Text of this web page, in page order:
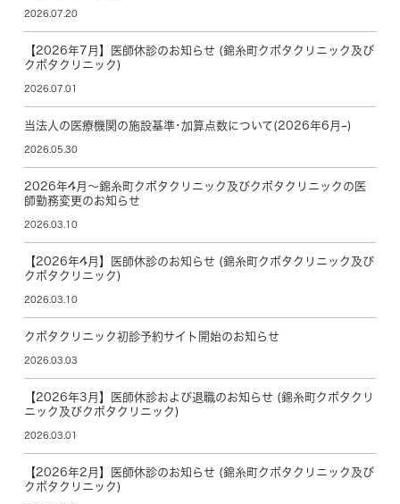
2026.07.20
【2026年7月】医師休診のお知らせ (錦糸町クボタクリニック及び
クボタクリニック)
2026.07.01
当法人の医療機関の施設基準･加算点数について(2026年6月~)
2026.05.30
2026年4月～錦糸町クボタクリニック及びクボタクリニックの医
師勤務変更のお知らせ
2026.03.10
【2026年4月】医師休診のお知らせ (錦糸町クボタクリニック及び
クボタクリニック)
2026.03.10
クボタクリニック初診予約サイト開始のお知らせ
2026.03.03
【2026年3月】医師休診および退職のお知らせ (錦糸町クボタクリ
ニック及びクボタクリニック)
2026.03.01
【2026年2月】医師休診のお知らせ (錦糸町クボタクリニック及び
クボタクリニック)